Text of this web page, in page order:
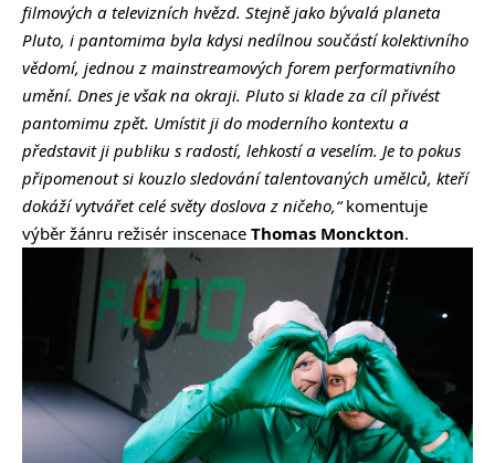
filmových a televizních hvězd. Stejně jako bývalá planeta
Pluto, i pantomima byla kdysi nedílnou součástí kolektivního
vědomí, jednou z mainstreamových forem performativního
umění. Dnes je však na okraji. Pluto si klade za cíl přivést
pantomimu zpět. Umístit ji do moderního kontextu a
představit ji publiku s radostí, lehkostí a veselím. Je to pokus
připomenout si kouzlo sledování talentovaných umělců, kteří
dokáží vytvářet celé světy doslova z ničeho,“komentuje
výběr žánru režisér inscenace Thomas Monckton.